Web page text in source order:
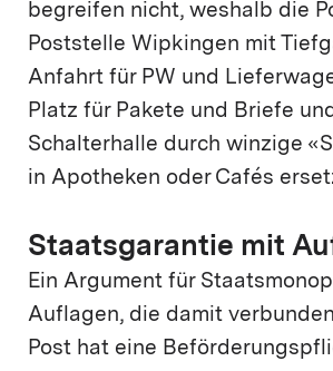
begreifen nicht, weshalb die
Poststelle Wipkingen mit
Anfahrt für PW und
Platz für Pakete und Briefe
Schalterhalle durch winzige
in Apotheken oder Cafés
Staatsgarantie mit
Ein Argument für
Auflagen, die damit
Post hat eine